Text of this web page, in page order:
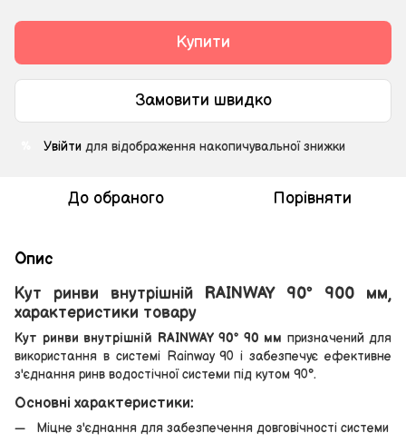
Купити
Замовити швидко
Увійти для відображення накопичувальної знижки
До обраного Порівняти
Опис
Кут ринви внутрішній RAINWAY 90° 900 мм,
характеристики товару
Кут ринви внутрішній RAINWAY 90° 90 мм призначений для
використання в системі Rainway 90 і забезпечує ефективне
з'єднання ринв водостічної системи під кутом 90°.
Основні характеристики:
Міцне з'єднання для забезпечення довговічності системи